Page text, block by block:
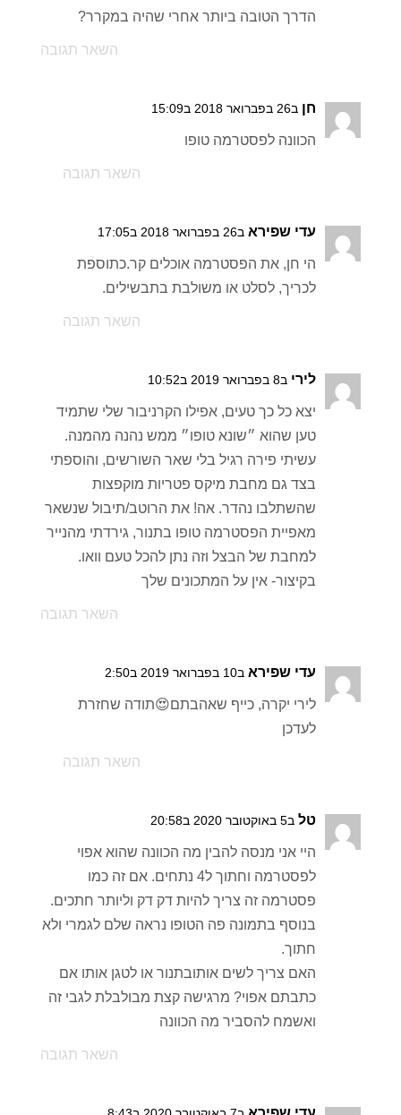
הדרך הטובה ביותר אחרי שהיה במקרר?
השאר תגובה
חן ב26 בפברואר 2018 ב15:09
הכוונה לפסטרמה טופו
השאר תגובה
עדי שפירא ב26 בפברואר 2018 ב17:05
הי חן, את הפסטרמה אוכלים קר.כתוספת
לכריך, לסלט או משולבת בתבשילים.
השאר תגובה
לירי ב8 בפברואר 2019 ב10:52
יצא כל כך טעים, אפילו הקרניבור שלי שתמיד
טען שהוא ״שונא טופו״ ממש נהנה מהמנה.
עשיתי פירה רגיל בלי שאר השורשים, והוספתי
בצד גם מחבת מיקס פטריות מוקפצות
שהשתלבו נהדר. אה! את הרוטב/תיבול שנשאר
מאפיית הפסטרמה טופו בתנור, גירדתי מהנייר
למחבת של הבצל וזה נתן להכל טעם וואו.
בקיצור- אין על המתכונים שלך
השאר תגובה
עדי שפירא ב10 בפברואר 2019 ב2:50
לירי יקרה, כייף שאהבתם😍תודה שחזרת
לעדכן
השאר תגובה
טל ב5 באוקטובר 2020 ב20:58
היי אני מנסה להבין מה הכוונה שהוא אפוי
לפסטרמה וחתוך ל4 נתחים. אם זה כמו
פסטרמה זה צריך להיות דק דק וליותר חתכים.
בנוסף בתמונה פה הטופו נראה שלם לגמרי ולא
חתוך.
האם צריך לשים אותובתנור או לטגן אותו אם
כתבתם אפוי? מרגישה קצת מבולבלת לגבי זה
ואשמח להסביר מה הכוונה
השאר תגובה